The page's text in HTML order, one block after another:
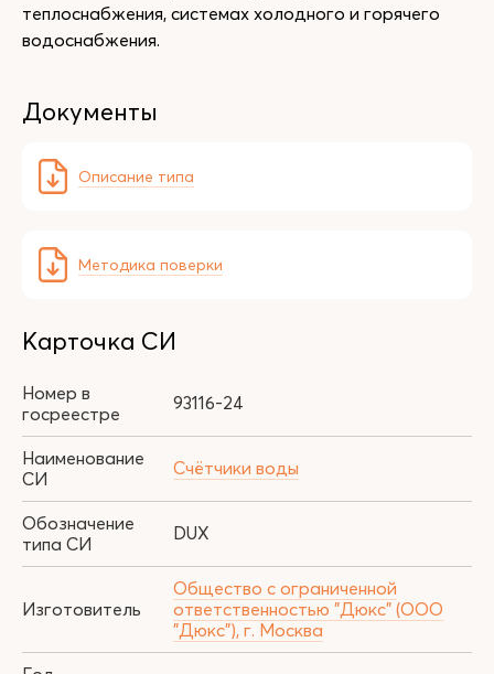
теплоснабжения, системах холодного и горячего
водоснабжения.
Документы
Описание типа
Методика поверки
Карточка СИ
Номер в
госреестре
93116-24
Наименование
СИ
Счётчики воды
Обозначение
типа СИ
DUX
Изготовитель
Общество с ограниченной
ответственностью "Дюкс" (ООО
"Дюкс"), г. Москва